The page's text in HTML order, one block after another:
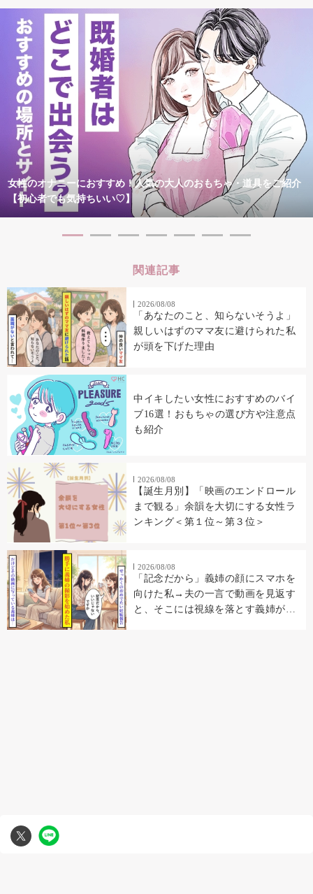
女性のオナニーにおすすめ！人気の大人のおもちゃ・道具をご紹介
【初心者でも気持ちいい♡】
関連記事
2026/08/08
「あなたのこと、知らないそうよ」
親しいはずのママ友に避けられた私
が頭を下げた理由
中イキしたい女性におすすめのバイ
ブ16選！おもちゃの選び方や注意点
も紹介
2026/08/08
【誕生月別】「映画のエンドロール
まで観る」余韻を大切にする女性ラ
ンキング＜第１位～第３位＞
2026/08/08
「記念だから」義姉の顔にスマホを
向けた私→夫の一言で動画を見返す
と、そこには視線を落とす義姉が映